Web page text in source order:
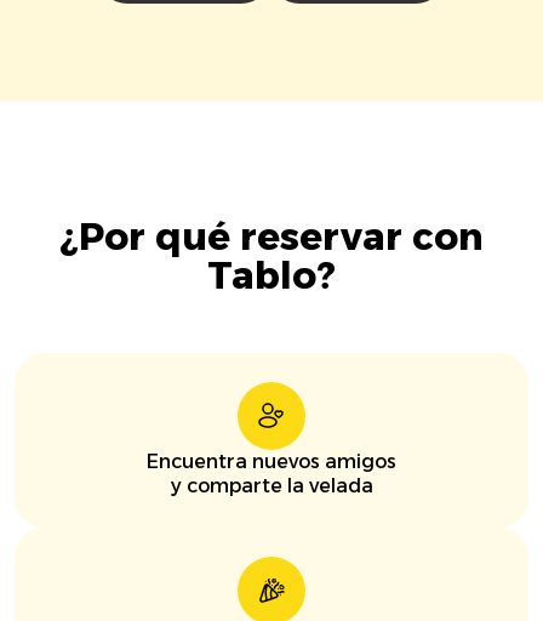
¿Por qué reservar con
Tablo?
Encuentra nuevos amigos
y comparte la velada